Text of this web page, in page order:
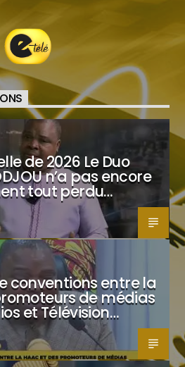
de 2026 Le Duo
n’a pas encore
tout perdu…
conventions entre la
de médias
et Télévision…